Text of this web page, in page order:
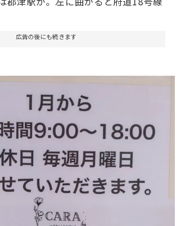
広告の後にも続きます